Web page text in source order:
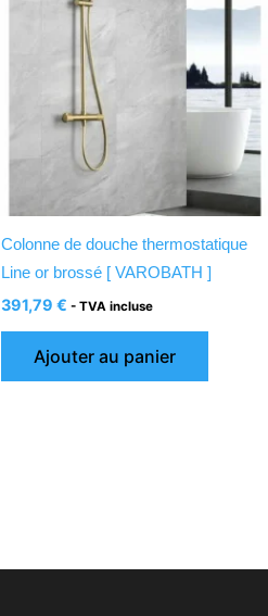
Colonne de douche thermostatique
Line or brossé [ VAROBATH ]
391,79€ - TVA incluse
Ajouter au panier